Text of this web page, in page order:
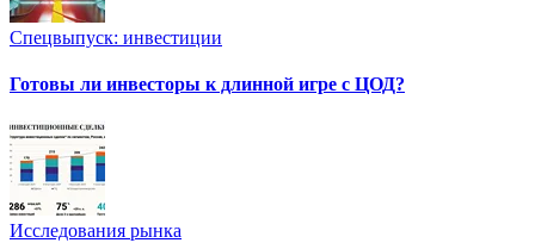
Спецвыпуск: инвестиции
Готовы ли инвесторы к длинной игре с ЦОД?
Исследования рынка